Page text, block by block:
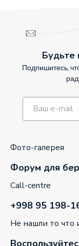
Будьте
Подпишитесь,
Фото-галерея
Форум для
Call-centre
+998 95 198-
Не нашли то что